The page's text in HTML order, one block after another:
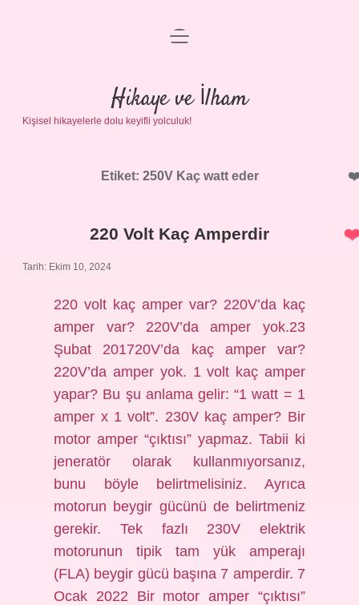
Anasayfa
Gizlilik Politikası
Yasal Uyarı
menüyü
Hikaye ve İlham
Kişisel hikayelerle dolu keyifli yolculuk!
Etiket: 250V Kaç watt eder
220 Volt Kaç Amperdir
Tarih: Ekim 10, 2024
220 volt kaç amper var? 220V’da kaç
amper var? 220V’da amper yok.23
Şubat 201720V’da kaç amper var?
220V’da amper yok. 1 volt kaç amper
yapar? Bu şu anlama gelir: “1 watt = 1
amper x 1 volt”. 230V kaç amper? Bir
motor amper “çıktısı” yapmaz. Tabii ki
jeneratör olarak kullanmıyorsanız,
bunu böyle belirtmelisiniz. Ayrıca
motorun beygir gücünü de belirtmeniz
gerekir. Tek fazlı 230V elektrik
motorunun tipik tam yük amperajı
(FLA) beygir gücü başına 7 amperdir. 7
Ocak 2022 Bir motor amper “çıktısı”